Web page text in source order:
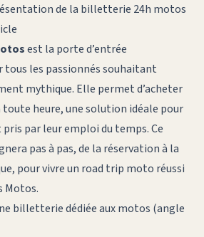
de la billetterie 24h motos
est la porte d’entrée
les passionnés souhaitant
mythique. Elle permet d’acheter
heure, une solution idéale pour
par leur emploi du temps. Ce
pas à pas, de la réservation à la
pour vivre un road trip moto réussi
Motos.
billetterie dédiée aux motos (angle